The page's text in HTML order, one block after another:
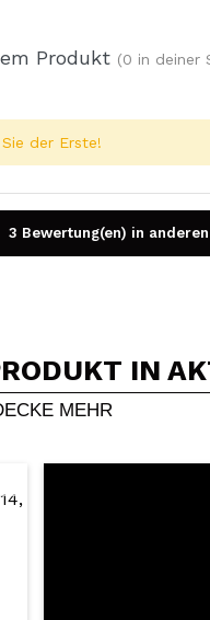
Produkt (0 in deiner
teilen
Stell es dir vor...
der Erste!
3 Bewertung(en) in
IN
MEHR